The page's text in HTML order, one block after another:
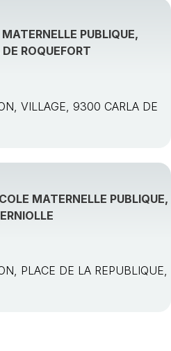
PUBLIQUE,
ROQUEFORT
VILLAGE, 9300 CARLA DE
MATERNELLE PUBLIQUE,
PLACE DE LA REPUBLIQUE,